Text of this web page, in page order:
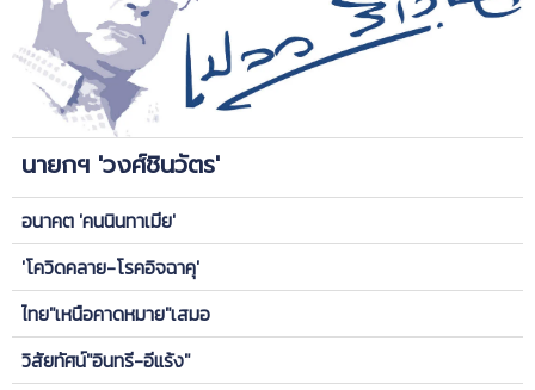
นายกฯ 'วงศ์ชินวัตร'
อนาคต 'คนนินทาเมีย'
'โควิดคลาย-โรคอิจฉาคุ'
ไทย"เหนือคาดหมาย"เสมอ
วิสัยทัศน์"อินทรี-อีแร้ง"